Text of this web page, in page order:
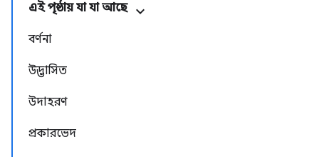
এই পৃষ্ঠায় যা যা আছে
বর্ণনা
উদ্ভাসিত
উদাহরণ
প্রকারভেদ